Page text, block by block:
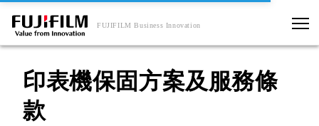
FUJIFILM Business Innovation
印表機保固方案及服務條
款